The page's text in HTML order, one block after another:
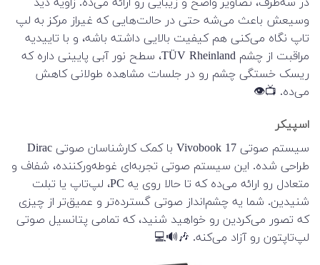
وسیعش باعث می‌شه حتی در حالت‌هایی که غیراز مرکز به لپ
تاپ نگاه می‌کنی هم کیفیت بالایی داشته باشه، و با تاییدیه
مراقبت از چشم TÜV Rheinland، سطح نور آبی پایینی داره که
ریسک خستگی چشم رو در جلسات مشاهده طولانی کاهش
می‌ده. 📺👁️
اسپیکر
سیستم صوتی Vivobook 17 با کمک کارشناسان صوتی Dirac
طراحی شده. این سیستم صوتی تجربه‌ای غوطه‌ورکننده، شفاف و
متعادل رو ارائه می‌ده که تا حالا روی یه PC، لپ‌تاپ یا تبلت
شنیدین. شما یه چشم‌انداز صوتی گسترده‌تر و عمیق‌تر از چیزی
که تصور می‌کردین رو خواهید شنید، که تمامی پتانسیل صوتی
لپ‌تاپتون رو آزاد می‌کنه. 🎶🔊💻